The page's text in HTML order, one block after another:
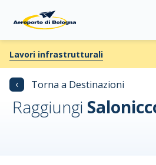
Lavori infrastrutturali
‹ Torna a Destinazioni
Raggiungi